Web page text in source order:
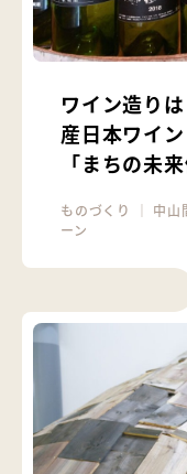
ワイン造り
産日本ワイ
「まちの未来
ものづくり ｜ 中山
ーン